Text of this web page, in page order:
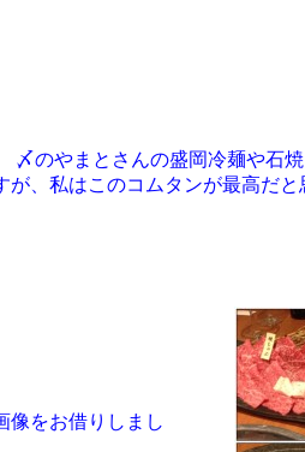
〆のやまとさんの盛岡冷麺や石
が、私はこのコムタンが最高だと
像をお借りしまし